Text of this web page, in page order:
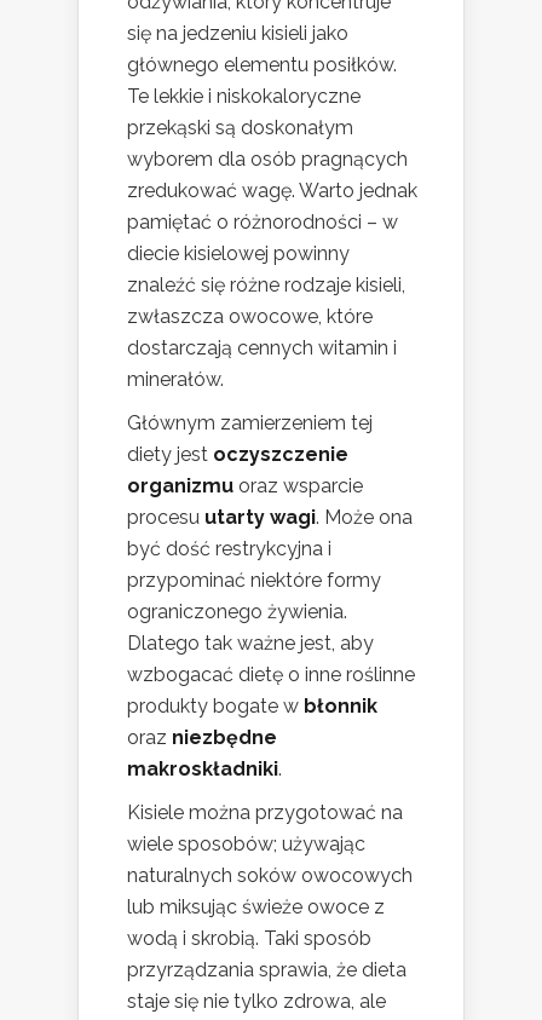
się na jedzeniu kisieli jako
głównego elementu posiłków.
Te lekkie i niskokaloryczne
przekąski są doskonałym
wyborem dla osób pragnących
zredukować wagę. Warto jednak
pamiętać o różnorodności – w
diecie kisielowej powinny
znaleźć się różne rodzaje kisieli,
zwłaszcza owocowe, które
dostarczają cennych witamin i
minerałów.
Głównym zamierzeniem tej
diety jest oczyszczenie
organizmu oraz wsparcie
procesu utarty wagi. Może ona
być dość restrykcyjna i
przypominać niektóre formy
ograniczonego żywienia.
Dlatego tak ważne jest, aby
wzbogacać dietę o inne roślinne
produkty bogate w błonnik
oraz niezbędne
makroskładniki.
Kisiele można przygotować na
wiele sposobów; używając
naturalnych soków owocowych
lub miksując świeże owoce z
wodą i skrobią. Taki sposób
przyrządzania sprawia, że dieta
staje się nie tylko zdrowa, ale